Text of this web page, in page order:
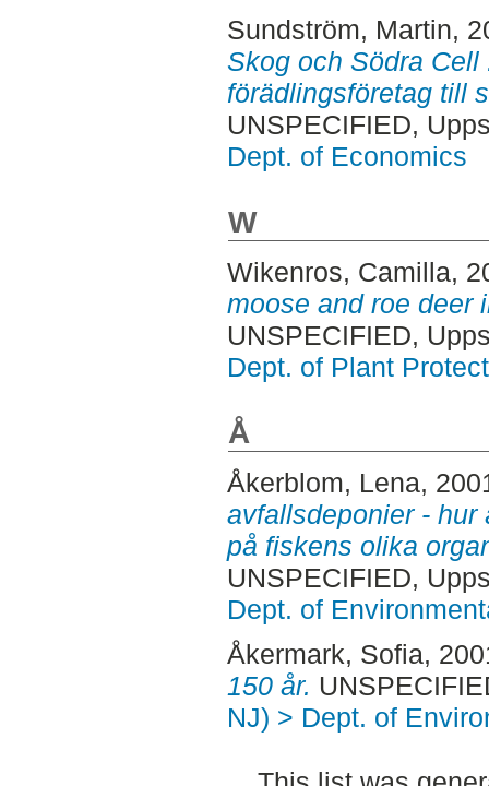
Sundström, Martin,
Skog och Södra Cell
förädlingsföretag till
UNSPECIFIED,
Dept. of Economics
W
Wikenros, Camilla,
moose and roe deer
UNSPECIFIED,
Dept. of Plant
Å
Åkerblom, Lena,
avfallsdeponier - hur
på fiskens olika
UNSPECIFIED,
Dept. of
Åkermark, Sofia,
150 år.
NJ) > Dept. of